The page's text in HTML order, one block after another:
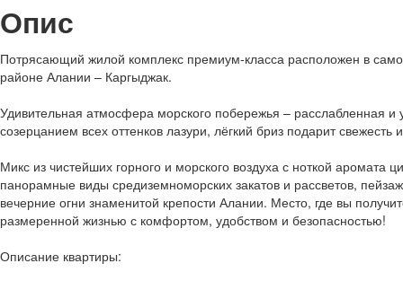
Опис
Потрясающий жилой комплекс премиум-класса расположен в
районе Алании – Каргыджак.
Удивительная атмосфера морского побережья – расслабленная
созерцанием всех оттенков лазури, лёгкий бриз подарит
Микс из чистейших горного и морского воздуха с ноткой аромата
панорамные виды средиземноморских закатов и рассветов,
вечерние огни знаменитой крепости Алании. Место, где вы
размеренной жизнью с комфортом, удобством и безопасностью!
Описание квартиры: